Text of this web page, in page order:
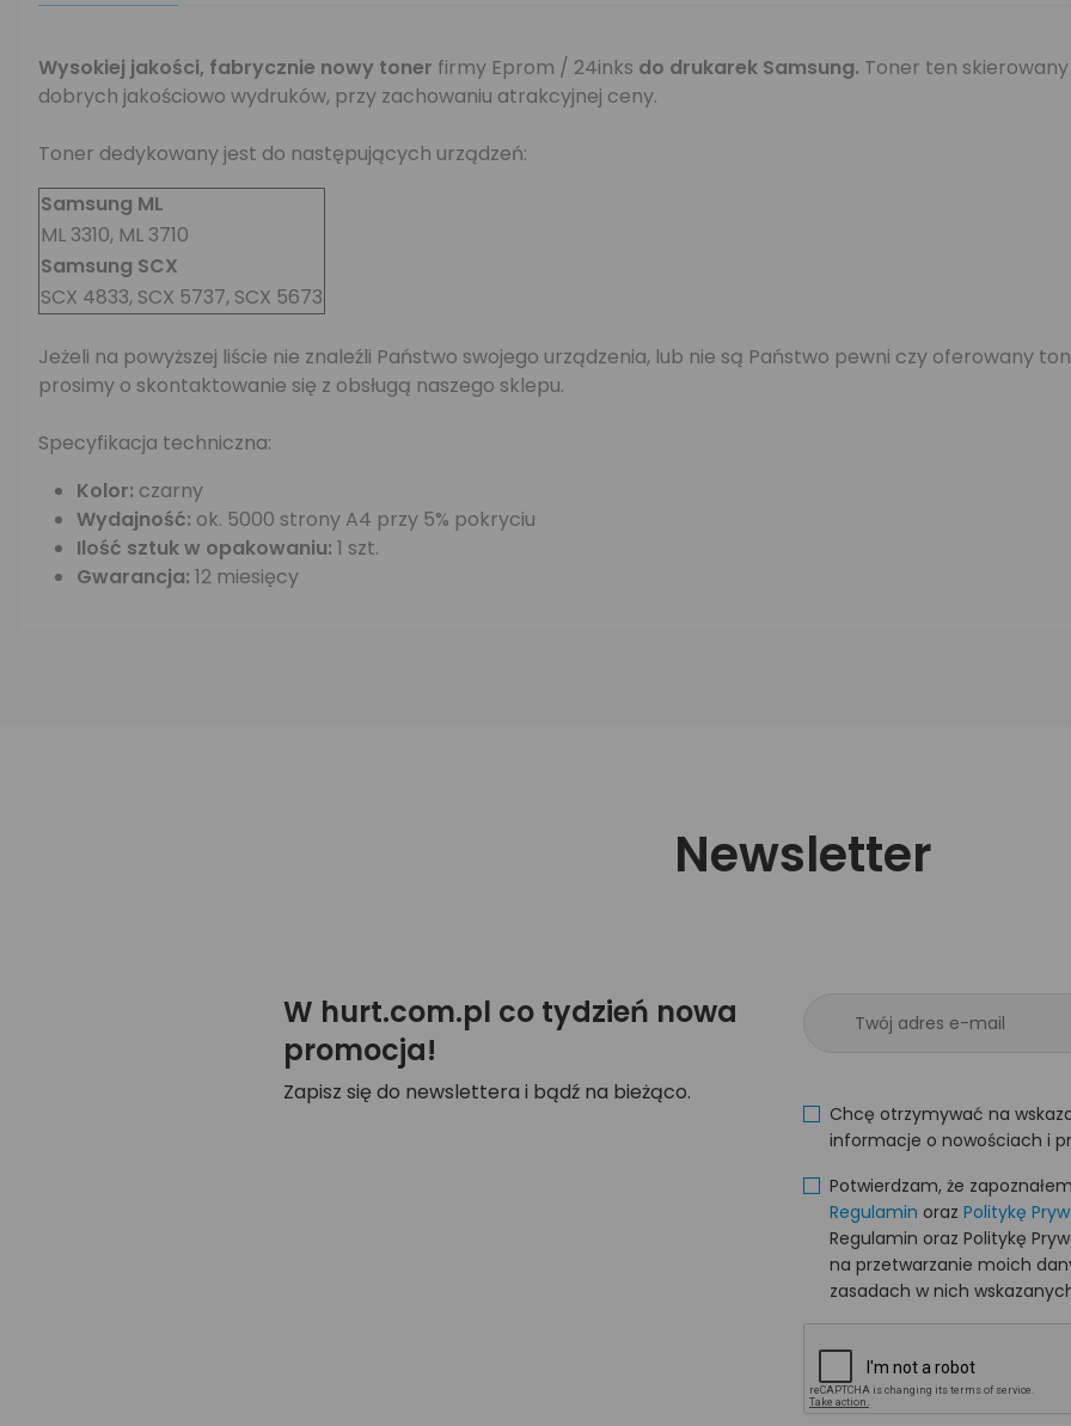
Wysokiej jakości, fabrycznie nowy toner firmy Eprom / 24inks do drukarek Samsung. Toner ten skierowany
dobrych jakościowo wydruków, przy zachowaniu atrakcyjnej ceny.
Toner dedykowany jest do następujących urządzeń:
Samsung ML
ML 3310, ML 3710
Samsung SCX
SCX 4833, SCX 5737, SCX 5673
Jeżeli na powyższej liście nie znaleźli Państwo swojego urządzenia, lub nie są Państwo pewni czy oferowany
prosimy o skontaktowanie się z obsługą naszego sklepu.
Specyfikacja techniczna:
Kolor: czarny
Wydajność: ok. 5000 strony A4 przy 5% pokryciu
Ilość sztuk w opakowaniu: 1 szt.
Gwarancja: 12 miesięcy
Newsletter
W hurt.com.pl co tydzień nowa
promocja!
Zapisz się do newslettera i bądź na bieżąco.
Chcę otrzymywać na
informacje o nowościach i
Potwierdzam, że
Regulamin oraz Politykę
Regulamin oraz Politykę
na przetwarzanie moich
zasadach w nich